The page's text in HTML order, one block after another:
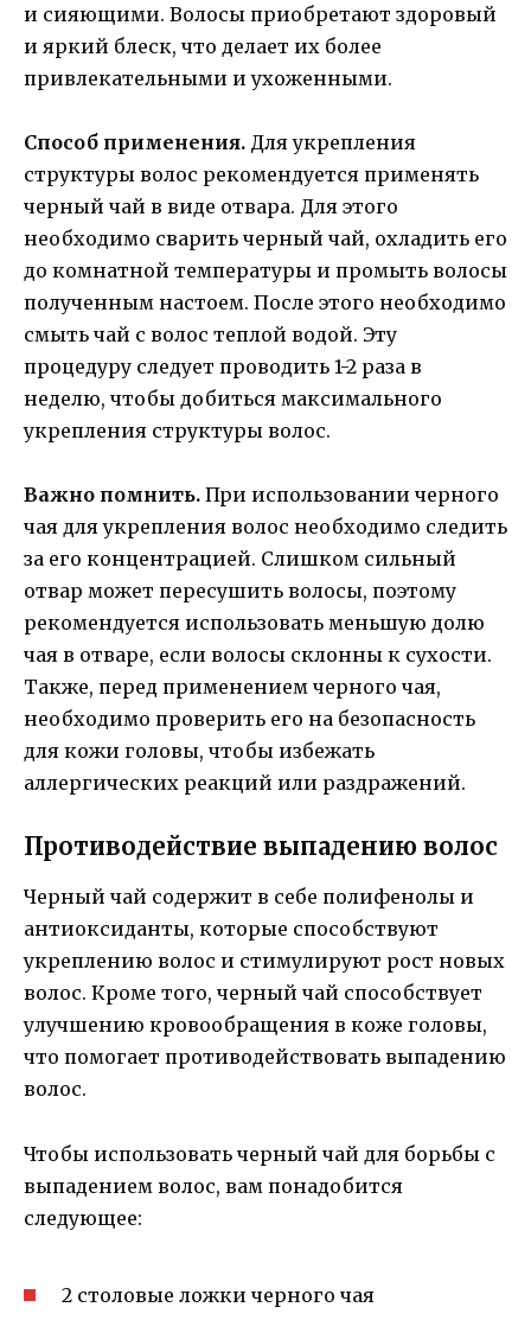
и сияющими. Волосы приобретают здоровый
и яркий блеск, что делает их более
привлекательными и ухоженными.
Способ применения. Для укрепления
структуры волос рекомендуется применять
черный чай в виде отвара. Для этого
необходимо сварить черный чай, охладить его
до комнатной температуры и промыть волосы
полученным настоем. После этого необходимо
смыть чай с волос теплой водой. Эту
процедуру следует проводить 1-2 раза в
неделю, чтобы добиться максимального
укрепления структуры волос.
Важно помнить. При использовании черного
чая для укрепления волос необходимо следить
за его концентрацией. Слишком сильный
отвар может пересушить волосы, поэтому
рекомендуется использовать меньшую долю
чая в отваре, если волосы склонны к сухости.
Также, перед применением черного чая,
необходимо проверить его на безопасность
для кожи головы, чтобы избежать
аллергических реакций или раздражений.
Противодействие выпадению волос
Черный чай содержит в себе полифенолы и
антиоксиданты, которые способствуют
укреплению волос и стимулируют рост новых
волос. Кроме того, черный чай способствует
улучшению кровообращения в коже головы,
что помогает противодействовать выпадению
волос.
Чтобы использовать черный чай для борьбы с
выпадением волос, вам понадобится
следующее:
2 столовые ложки черного чая